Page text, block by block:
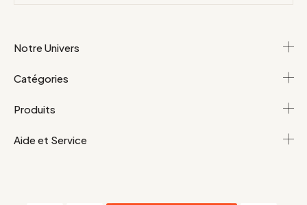
Notre Univers
Catégories
Produits
Aide et Service